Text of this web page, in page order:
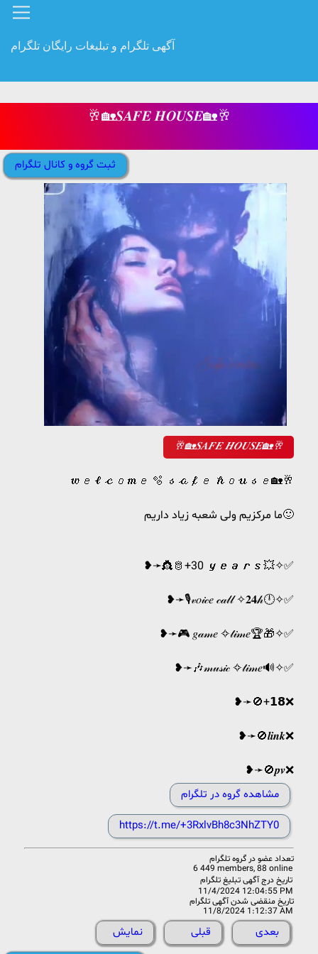
آگهی تلگرام و تبلیغات رایگان تلگرام
🥂🏡𝑺𝑨𝑭𝑬 𝑯𝑶𝑼𝑺𝑬🏡🥂
ثبت گروه و کانال تلگرام
🥂🏡𝑺𝑨𝑭𝑬 𝑯𝑶𝑼𝑺𝑬🏡🥂
𝓌𝑒𝓁𝒸𝑜𝓂𝑒 🫧 𝓈𝒶𝒻𝑒 𝒽𝑜𝓊𝓈𝑒🏡🥂
ما مرکزیم ولی شعبه زیاد داریم🙂
❥➛👸🫅+30 𝒚𝒆𝒂𝒓𝒔💥✧✅️
❥➛🎙𝓋𝑜𝒾𝒸𝑒 𝒸𝒶𝓁𝓁 ✧𝟐𝟒𝒽🕛✧✅️
❥➛🎮 𝑔𝒶𝓂𝑒 ✧𝓉𝒾𝓂𝑒🏆🎁✧✅️
❥➛🎶𝓂𝓊𝓈𝒾𝒸 ✧𝓉𝒾𝓂𝑒🔊✧✅️
❥➛🚫+𝟭𝟴❌️
❥➛🚫𝒍𝒊𝒏𝒌❌️
❥➛🚫𝒑𝒗❌️
مشاهده گروه در تلگرام
https://t.me/+3RxlvBh8c3NhZTY0
تعداد عضو در گروه تلگرام
6 449 members, 88 online
تاریخ درج آگهی تبلیغ تلگرام
11/4/2024 12:04:55 PM
تاریخ منقضی شدن آگهی تلگرام
11/8/2024 1:12:37 AM
نمایش قبلی بعدی